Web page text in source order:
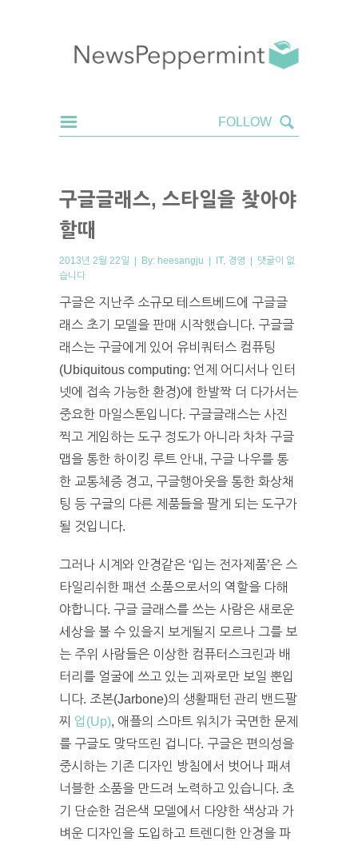
구글글래스, 스타일을 찾아야
할때
2013년 2월 22일 | By: heesangju | IT, 경영 | 댓글이 없
습니다
구글은 지난주 소규모 테스트베드에 구글글
래스 초기 모델을 판매 시작했습니다. 구글글
래스는 구글에게 있어 유비쿼터스 컴퓨팅
(Ubiquitous computing: 언제 어디서나 인터
넷에 접속 가능한 환경)에 한발짝 더 다가서는
중요한 마일스톤입니다. 구글글래스는 사진
찍고 게임하는 도구 정도가 아니라 차차 구글
맵을 통한 하이킹 루트 안내, 구글 나우를 통
한 교통체증 경고, 구글행아웃을 통한 화상채
팅 등 구글의 다른 제품들을 팔게 되는 도구가
될 것입니다.
그러나 시계와 안경같은 ‘입는 전자제품’은 스
타일리쉬한 패션 소품으로서의 역할을 다해
야합니다. 구글 글래스를 쓰는 사람은 새로운
세상을 볼 수 있을지 보게될지 모르나 그를 보
는 주위 사람들은 이상한 컴퓨터스크린과 배
터리를 얼굴에 쓰고 있는 괴짜로만 보일 뿐입
니다. 조본(Jarbone)의 생활패턴 관리 밴드팔
찌 업(Up), 애플의 스마트 워치가 국면한 문제
를 구글도 맞닥뜨린 겁니다. 구글은 편의성을
중시하는 기존 디자인 방침에서 벗어나 패셔
너블한 소품을 만드려 노력하고 있습니다. 초
기 단순한 검은색 모델에서 다양한 색상과 가
벼운 디자인을 도입하고 트렌디한 안경을 파